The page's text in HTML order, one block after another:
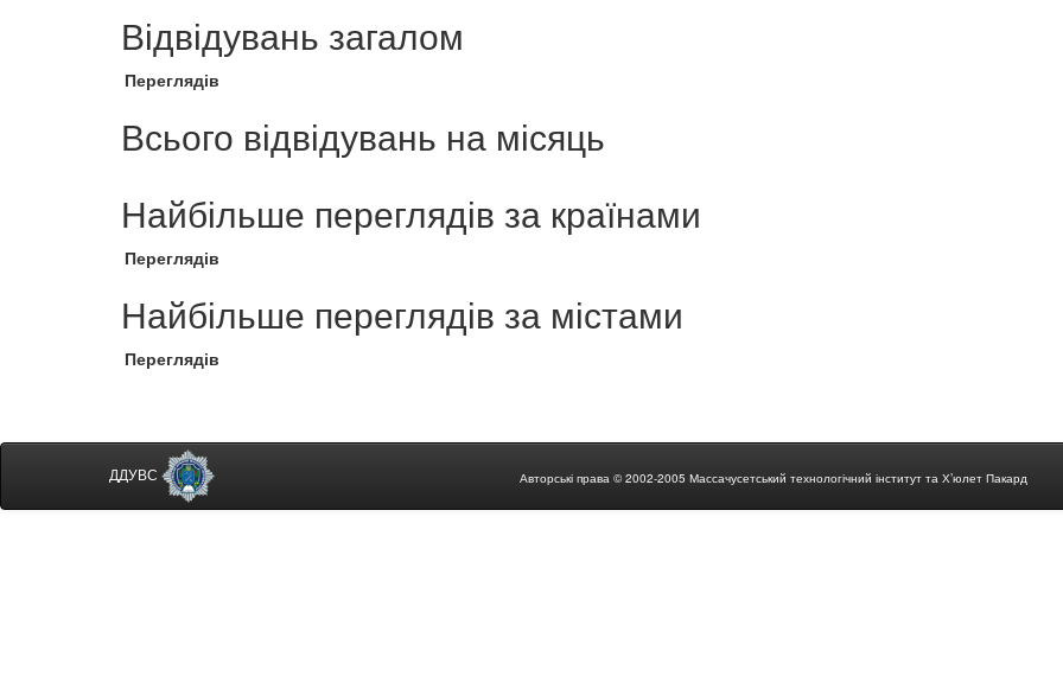
Відвідувань загалом
Переглядів
Всього відвідувань на місяць
Найбільше переглядів за країнами
Переглядів
Найбільше переглядів за містами
Переглядів
ДДУВС Авторські права © 2002-2005 Массачусетський технологічний інститут та Х’юлет Пакард